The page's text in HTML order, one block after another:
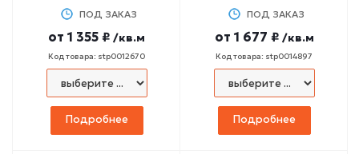
ПОД ЗАКАЗ
от 1 355 ₽ /кв.м
Код товара: stp0012670
Подробнее
ПОД ЗАКАЗ
от 1 677 ₽ /кв.м
Код товара: stp0014897
Подробнее